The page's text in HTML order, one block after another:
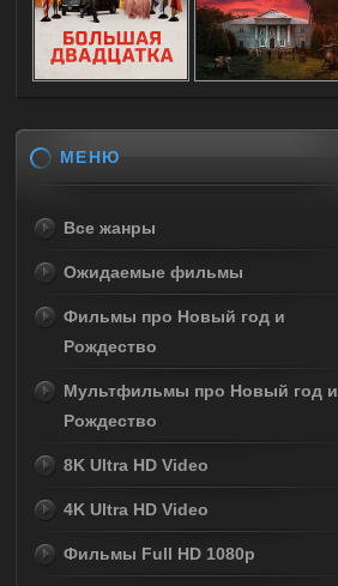
МЕНЮ
Все жанры
Ожидаемые фильмы
Фильмы про Новый год и
Рождество
Мультфильмы про Новый год и
Рождество
8K Ultra HD Video
4K Ultra HD Video
Фильмы Full HD 1080p